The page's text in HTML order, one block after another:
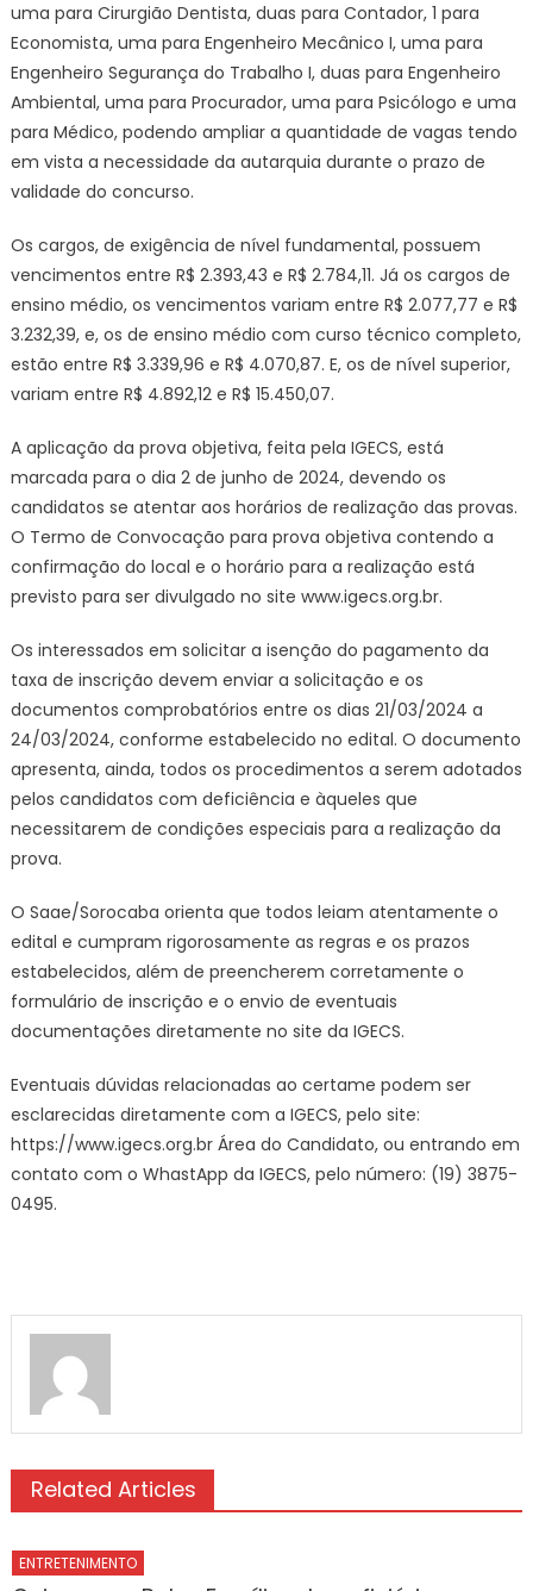
uma para Cirurgião Dentista, duas para Contador, 1 para
Economista, uma para Engenheiro Mecânico I, uma para
Engenheiro Segurança do Trabalho I, duas para Engenheiro
Ambiental, uma para Procurador, uma para Psicólogo e uma
para Médico, podendo ampliar a quantidade de vagas tendo
em vista a necessidade da autarquia durante o prazo de
validade do concurso.
Os cargos, de exigência de nível fundamental, possuem
vencimentos entre R$ 2.393,43 e R$ 2.784,11. Já os cargos de
ensino médio, os vencimentos variam entre R$ 2.077,77 e R$
3.232,39, e, os de ensino médio com curso técnico completo,
estão entre R$ 3.339,96 e R$ 4.070,87. E, os de nível superior,
variam entre R$ 4.892,12 e R$ 15.450,07.
A aplicação da prova objetiva, feita pela IGECS, está
marcada para o dia 2 de junho de 2024, devendo os
candidatos se atentar aos horários de realização das provas.
O Termo de Convocação para prova objetiva contendo a
confirmação do local e o horário para a realização está
previsto para ser divulgado no site www.igecs.org.br.
Os interessados em solicitar a isenção do pagamento da
taxa de inscrição devem enviar a solicitação e os
documentos comprobatórios entre os dias 21/03/2024 a
24/03/2024, conforme estabelecido no edital. O documento
apresenta, ainda, todos os procedimentos a serem adotados
pelos candidatos com deficiência e àqueles que
necessitarem de condições especiais para a realização da
prova.
O Saae/Sorocaba orienta que todos leiam atentamente o
edital e cumpram rigorosamente as regras e os prazos
estabelecidos, além de preencherem corretamente o
formulário de inscrição e o envio de eventuais
documentações diretamente no site da IGECS.
Eventuais dúvidas relacionadas ao certame podem ser
esclarecidas diretamente com a IGECS, pelo site:
https://www.igecs.org.br Área do Candidato, ou entrando em
contato com o WhastApp da IGECS, pelo número: (19) 3875-
0495.
Related Articles
ENTRETENIMENTO